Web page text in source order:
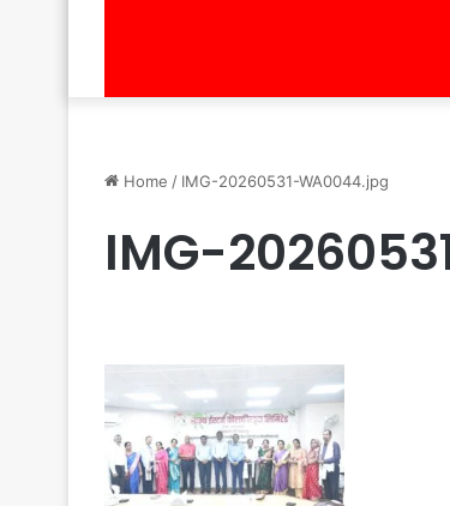
Home / IMG-20260531-WA0044.jpg
IMG-